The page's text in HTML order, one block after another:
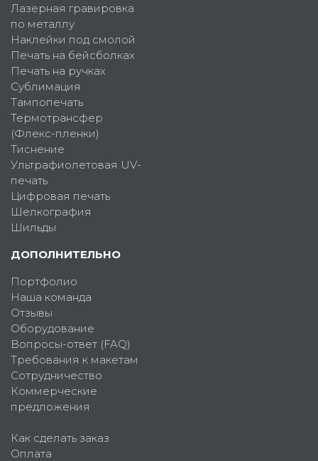
Лазерная гравировка
по металлу
Наклейки под смолой
Печать на бейсболках
Печать на ручках
Сублимация
Тампопечать
Термотрансфер
(Флекс-пленки)
Тиснение
Ультрафиолетовая UV-
печать
Цифровая печать
Шелкография
Шильды
ДОПОЛНИТЕЛЬНО
Портфолио
Наша команда
Отзывы
Оборудование
Вопросы-ответ (FAQ)
Требования к макетам
Сотрудничество
Коммерческие
предложения
Как сделать заказ
Оплата